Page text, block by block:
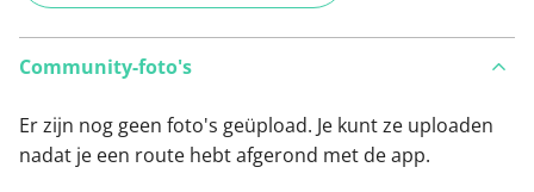
Community-foto's
Er zijn nog geen foto's geüpload. Je kunt ze uploaden
nadat je een route hebt afgerond met de app.